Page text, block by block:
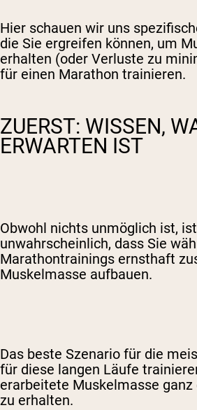
Hier schauen wir uns
die Sie ergreifen können, um
erhalten (oder Verluste zu
für einen Marathon trainieren.
ZUERST: WISSEN,
ERWARTEN IST
Obwohl nichts unmöglich ist,
unwahrscheinlich, dass Sie
Marathontrainings ernsthaft
Muskelmasse aufbauen.
Das beste Szenario für die
für diese langen Läufe
erarbeitete Muskelmasse
zu erhalten.